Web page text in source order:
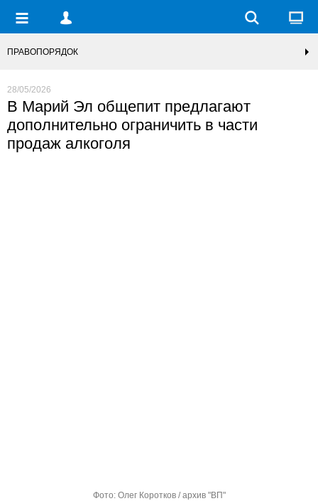
ПРАВОПОРЯДОК
28/05/2026
В Марий Эл общепит предлагают
дополнительно ограничить в части
продаж алкоголя
Фото: Олег Коротков / архив "ВП"